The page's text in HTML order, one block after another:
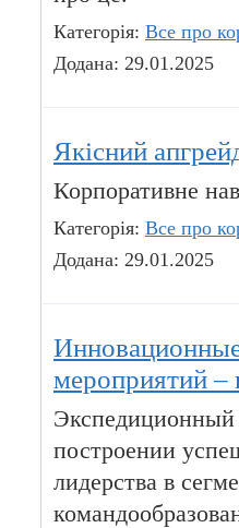
Категорія: Все про
Додана: 29.01.2025
Якісний
Корпоративне
Категорія: Все про
Додана: 29.01.2025
мероприятий –
построении
лидерства в